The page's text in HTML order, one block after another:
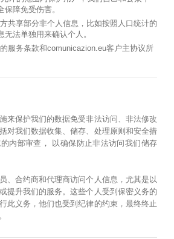
保障免受伤害。
共享部分非个人信息，比如按照人口统计的
法单独用来确认个人。
服务条款和comunicazion.eu客户主协议所
来保护我们的数据免受非法访问、非法修改
对我们数据收集、储存、处理原则和安全措
内部审查， 以确保防止非法访问我们储存
、合约商和代理商访问个人信息，尤其是以
提升我们的服务。这些个人受到保密义务的
此义务，他们也受到纪律的约束，最终终止